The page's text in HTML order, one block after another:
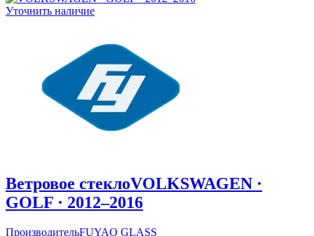
Уточнить наличие
Ветровое стеклоVOLKSWAGEN ·
GOLF · 2012–2016
ПроизводительFUYAO GLASS